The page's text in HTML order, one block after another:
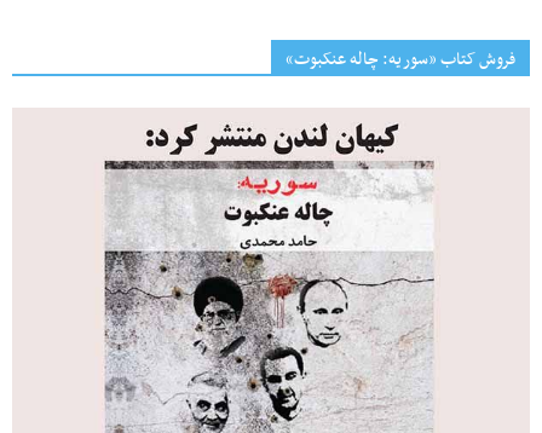
فروش کتاب «سوریه: چاله عنکبوت»